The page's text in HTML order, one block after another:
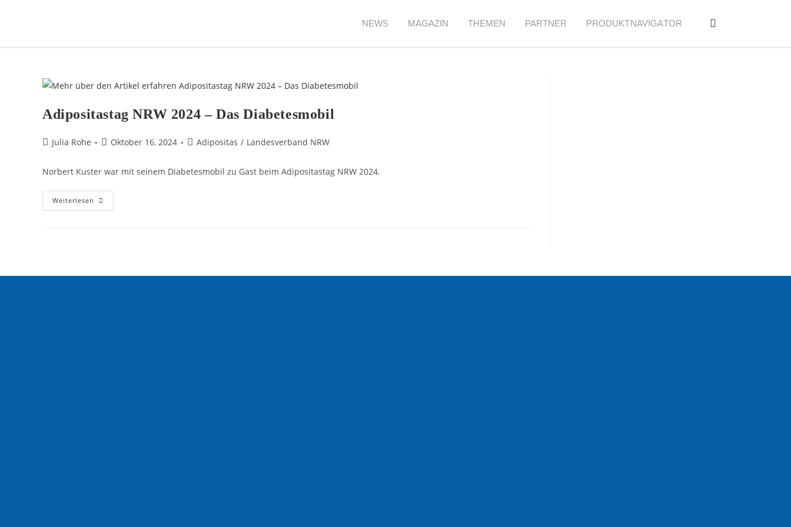
NEWS MAGAZIN THEMEN PARTNER PRODUKTNAVIGATOR
Adipositastag NRW 2024 – Das Diabetesmobil
Julia Rohe Oktober 16, 2024 Adipositas / Landesverband NRW
Norbert Kuster war mit seinem Diabetesmobil zu Gast beim Adipositastag NRW 2024.
Weiterlesen